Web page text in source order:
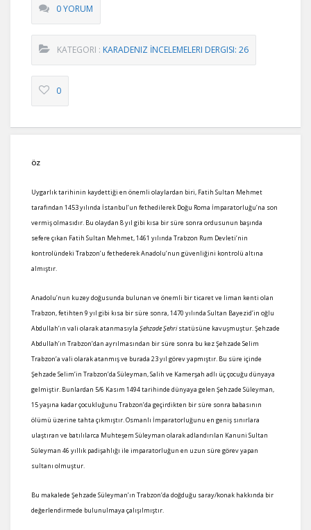
0 YORUM
KATEGORI : KARADENIZ İNCELEMELERI DERGISI: 26
0
ÖZ
Uygarlık tarihinin kaydettiği en önemli olaylardan biri, Fatih Sultan Mehmet
tarafından 1453 yılında İstanbul’un fethedilerek Doğu Roma İmparatorluğu’na son
vermiş olmasıdır. Bu olaydan 8 yıl gibi kısa bir süre sonra ordusunun başında
sefere çıkan Fatih Sultan Mehmet, 1461 yılında Trabzon Rum Devleti’nin
kontrolündeki Trabzon’u fethederek Anadolu’nun güvenliğini kontrolü altına
almıştır.
Anadolu’nun kuzey doğusunda bulunan ve önemli bir ticaret ve liman kenti olan
Trabzon, fetihten 9 yıl gibi kısa bir süre sonra, 1470 yılında Sultan Bayezid’in oğlu
Abdullah’ın vali olarak atanmasıyla Şehzade Şehristatüsüne kavuşmuştur. Şehzade
Abdullah’ın Trabzon’dan ayrılmasından bir süre sonra bu kez Şehzade Selim
Trabzon’a vali olarak atanmış ve burada 23 yıl görev yapmıştır. Bu süre içinde
Şehzade Selim’in Trabzon’da Süleyman, Salih ve Kamerşah adlı üç çocuğu dünyaya
gelmiştir. Bunlardan 5/6 Kasım 1494 tarihinde dünyaya gelen Şehzade Süleyman,
15 yaşına kadar çocukluğunu Trabzon’da geçirdikten bir süre sonra babasının
ölümü üzerine tahta çıkmıştır. Osmanlı İmparatorluğunu en geniş sınırlara
ulaştıran ve batılılarca Muhteşem Süleyman olarak adlandırılan Kanuni Sultan
Süleyman 46 yıllık padişahlığı ile imparatorluğun en uzun süre görev yapan
sultanı olmuştur.
Bu makalede Şehzade Süleyman’ın Trabzon’da doğduğu saray/konak hakkında bir
değerlendirmede bulunulmaya çalışılmıştır.